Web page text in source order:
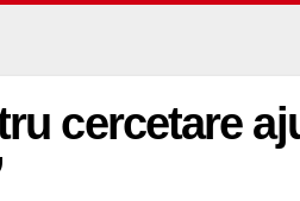
cercetare